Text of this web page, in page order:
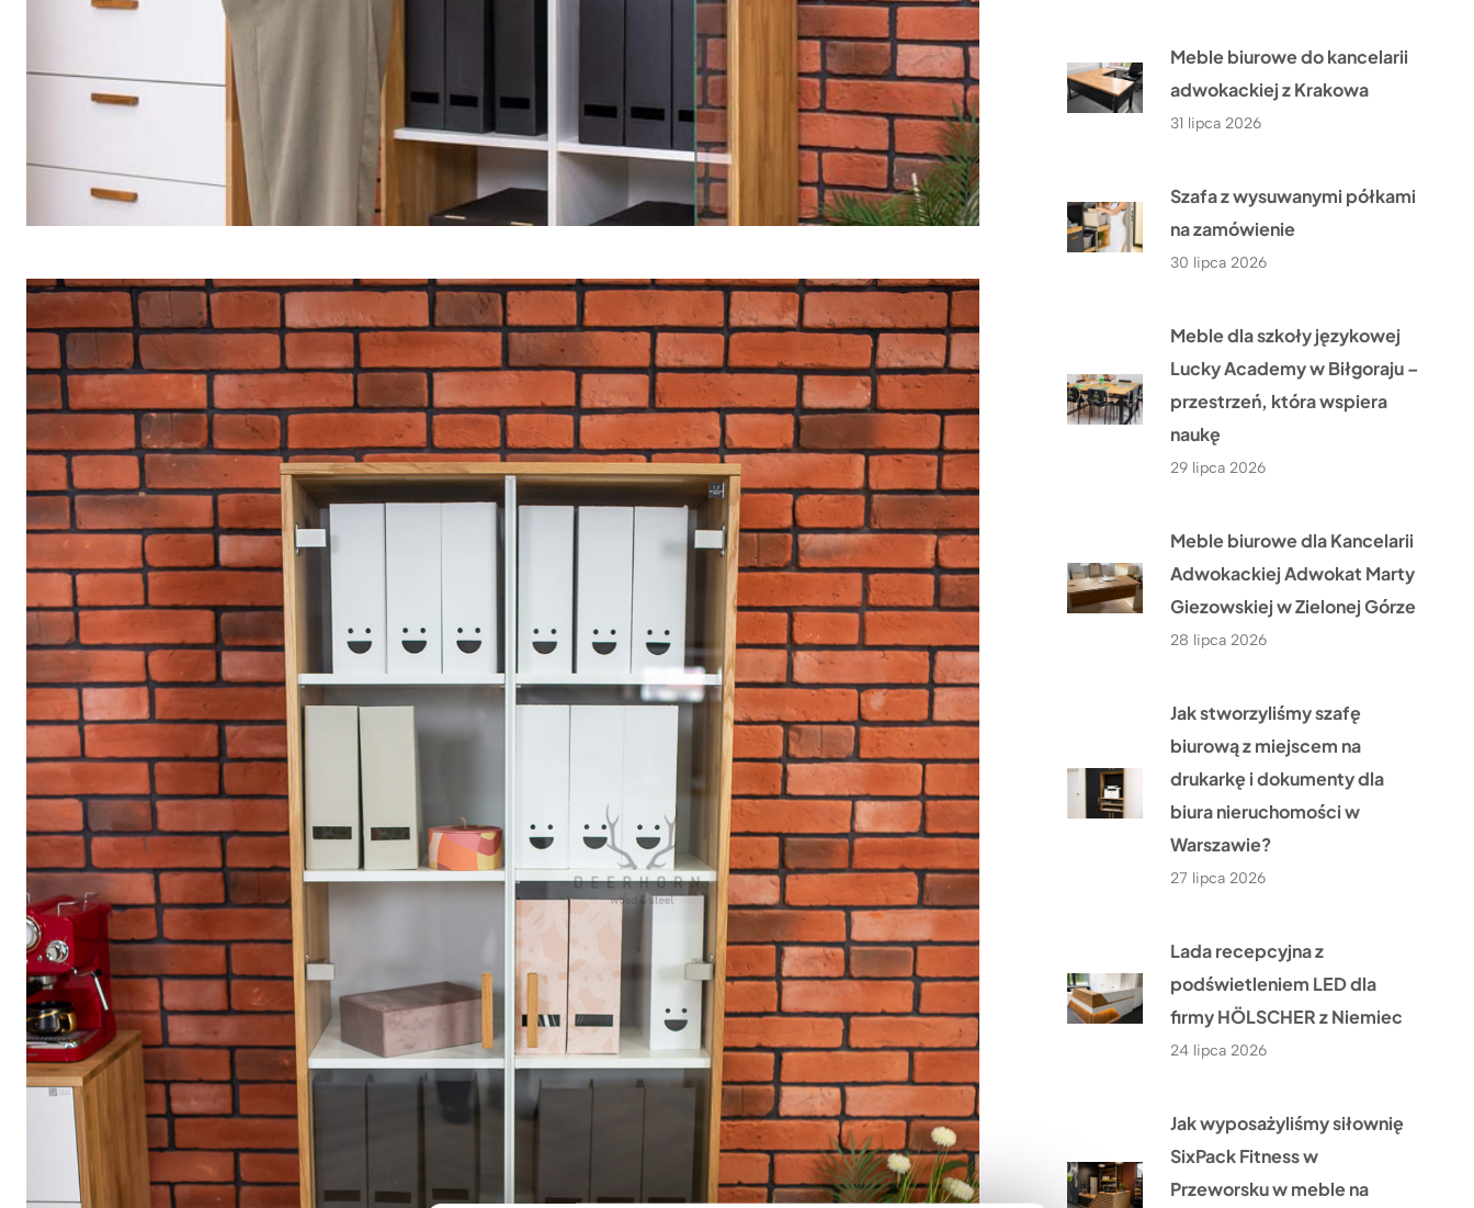
Meble biurowe do kancelarii
adwokackiej z Krakowa
31 lipca 2026
Szafa z wysuwanymi półkami
na zamówienie
30 lipca 2026
Meble dla szkoły językowej
Lucky Academy w Biłgoraju –
przestrzeń, która wspiera
naukę
29 lipca 2026
Meble biurowe dla Kancelarii
Adwokackiej Adwokat Marty
Giezowskiej w Zielonej Górze
28 lipca 2026
Jak stworzyliśmy szafę
biurową z miejscem na
drukarkę i dokumenty dla
biura nieruchomości w
Warszawie?
27 lipca 2026
Lada recepcyjna z
podświetleniem LED dla
firmy HÖLSCHER z Niemiec
24 lipca 2026
Jak wyposażyliśmy siłownię
SixPack Fitness w
Przeworsku w meble na